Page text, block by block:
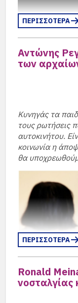
Η συζήτηση
διπλωματίας
Γερμανούς να
αναταραχή. Η
είναι έτοιμοι
ιστορία με το
κύμα
να
σήμερα να
(περισσότερα…)
ΠΕΡΙΣΣΟΤΕΡΑ
Αντώνης
των
Κυνηγάς τα
τους ρωτήσεις
αυτοκινήτου.
κοινωνία η
θα
ΠΕΡΙΣΣΟΤΕΡΑ
Ronald
νοσταλγίας